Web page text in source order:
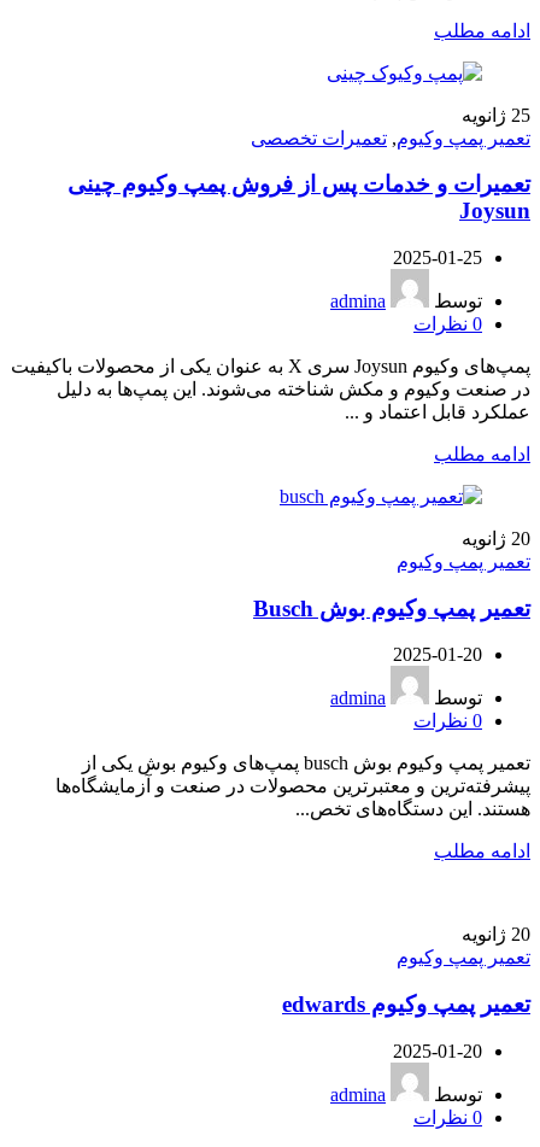
ادامه مطلب
25 ژانویه
تعمیر پمپ وکیوم, تعمیرات تخصصی
تعمیرات و خدمات پس از فروش پمپ وکیوم چینی
Joysun
2025-01-25
توسط
admina
0 نظرات
پمپ‌های وکیوم Joysun سری X به عنوان یکی از محصولات باکیفیت
در صنعت وکیوم و مکش شناخته می‌شوند. این پمپ‌ها به دلیل
عملکرد قابل اعتماد و ...
ادامه مطلب
20 ژانویه
تعمیر پمپ وکیوم
تعمیر پمپ وکیوم بوش Busch
2025-01-20
توسط
admina
0 نظرات
تعمیر پمپ وکیوم بوش busch پمپ‌های وکیوم بوش یکی از
پیشرفته‌ترین و معتبرترین محصولات در صنعت و آزمایشگاه‌ها
هستند. این دستگاه‌های تخص...
ادامه مطلب
20 ژانویه
تعمیر پمپ وکیوم
تعمیر پمپ وکیوم edwards
2025-01-20
توسط
admina
0 نظرات